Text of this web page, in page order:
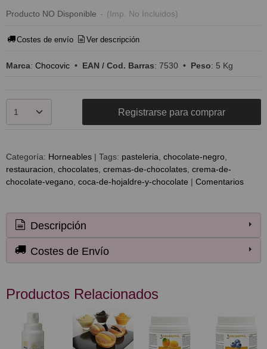
Producto NO Disponible - (Imp. No Incluidos)
Costes de envío Ver descripción
Marca: Chocovic • EAN / Cod. Barras: 7530 • Peso: 5 Kg
Registrarse para comprar
Categoría: Horneables | Tags: pasteleria chocolate-negro
restauracion chocolates cremas-de-chocolates crema-de-
chocolate-vegano coca-de-hojaldre-y-chocolate | Comentarios
Descripción
Costes de Envío
Productos Relacionados